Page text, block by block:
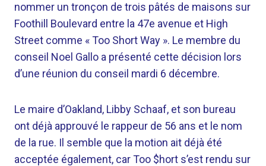
nommer un tronçon de trois pâtés de maisons sur
Foothill Boulevard entre la 47e avenue et High
Street comme « Too Short Way ». Le membre du
conseil Noel Gallo a présenté cette décision lors
d’une réunion du conseil mardi 6 décembre.
Le maire d’Oakland, Libby Schaaf, et son bureau
ont déjà approuvé le rappeur de 56 ans et le nom
de la rue. Il semble que la motion ait déjà été
acceptée également, car Too $hort s’est rendu sur